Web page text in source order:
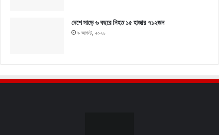
দেশে সাড়ে ৬ বছরে নিহত ১৫ হাজার ৭১২জন
৯ আগস্ট, ২০২৬